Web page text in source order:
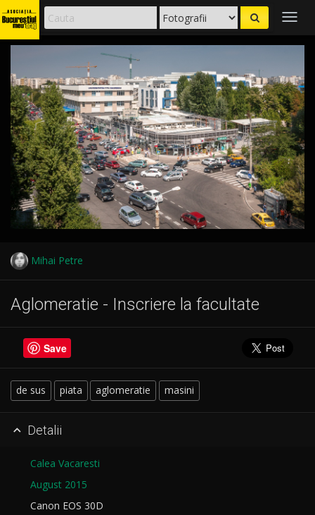
Mihai Petre
Aglomeratie - Inscriere la facultate
Save
de sus piata aglomeratie masini
 Detalii
Calea Vacaresti
August 2015
Canon EOS 30D